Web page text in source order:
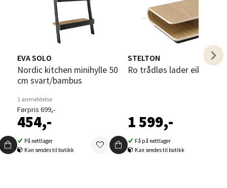
EVA SOLO
Nordic kitchen minihylle 50
cm svart/bambus
1 anmeldelse
Førpris 699,-
454,-
På nettlager
Kan sendes til butikk
STELTON
Ro trådløs lader eik
1 599,-
Få på nettlager
Kan sendes til butikk